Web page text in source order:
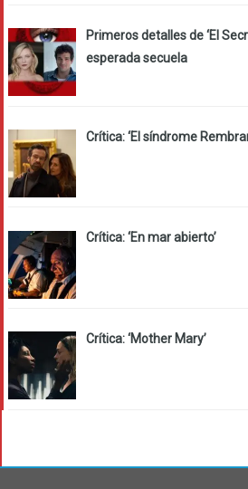
Primeros detalles de ‘El
esperada secuela
Crítica: ‘El síndrome
Crítica: ‘En mar abierto’
Crítica: ‘Mother Mary’